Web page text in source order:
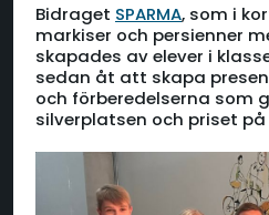
Bidraget SPARMA, som i
markiser och persienner
skapades av elever i
sedan åt att skapa
och förberedelserna som
silverplatsen och priset på